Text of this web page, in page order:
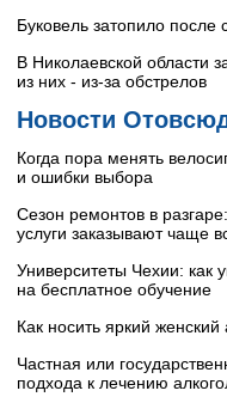
Буковель затопило
В Николаевской области
из них - из-за обстрелов
Новости
Когда пора менять
и ошибки выбора
Сезон ремонтов в
услуги заказывают чаще
Университеты Чехии: как
на бесплатное обучение
Как носить яркий
Частная или
подхода к лечению